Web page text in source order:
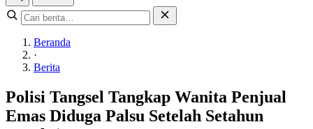
Beranda
·
Berita
Polisi Tangsel Tangkap Wanita Penjual
Emas Diduga Palsu Setelah Setahun